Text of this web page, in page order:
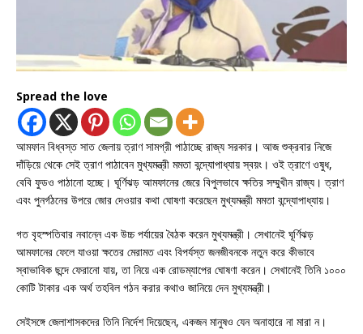
Spread the love
আমফান বিধ্বস্ত সাত জেলায় ত্রাণ সামগ্রী পাঠাচ্ছে রাজ্য সরকার। আজ শুক্রবার নিজে
দাঁড়িয়ে থেকে সেই ত্রাণ পাঠাবেন মুখ্যমন্ত্রী মমতা বন্দ্যোপাধ্যায় স্বয়ং। ওই ত্রাণে ওষুধ,
বেবি ফুডও পাঠানো হচ্ছে। ঘূর্ণিঝড় আমফানের জেরে বিপুলভাবে ক্ষতির সম্মুখীন রাজ্য। ত্রাণ
এবং পুনর্গঠনের উপরে জোর দেওয়ার কথা ঘোষণা করেছেন মুখ্যমন্ত্রী মমতা বন্দ্যোপাধ্যায়।
গত বৃহস্পতিবার নবান্নে এক উচ্চ পর্যায়ের বৈঠক করেন মুখ্যমন্ত্রী। সেখানেই ঘূর্ণিঝড়
আমফানের ফেলে যাওয়া ক্ষতের মেরামত এবং বিপর্যস্ত জনজীবনকে নতুন করে কীভাবে
স্বাভাবিক ছন্দে ফেরানো যায়, তা নিয়ে এক রোডম্যাপের ঘোষণা করেন। সেখানেই তিনি ১০০০
কোটি টাকার এক অর্থ তহবিল গঠন করার কথাও জানিয়ে দেন মুখ্যমন্ত্রী।
সেইসঙ্গে জেলাশাসকদের তিনি নির্দেশ দিয়েছেন, একজন মানুষও যেন অনাহারে না মারা ন।